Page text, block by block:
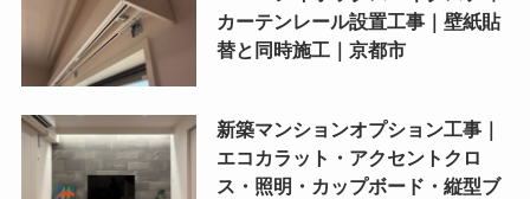
カーテンレール設置工事｜壁紙貼
替と同時施工｜京都市
新築マンションオプション工事｜
エコカラット・アクセントクロ
ス・照明・カップボード・縦型ブ